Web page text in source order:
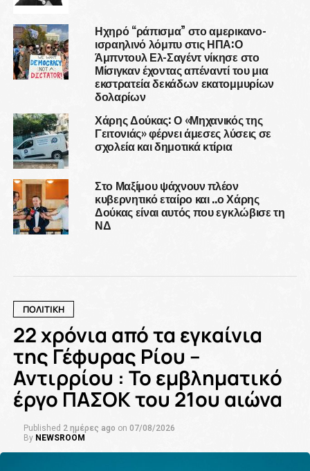
Ηχηρό “ράπισμα” στο αμερικανο-
ισραηλινό λόμπυ στις ΗΠΑ:Ο
Άμπντουλ Ελ-Σαγέντ νίκησε στο
Μίσιγκαν έχοντας απέναντί του μια
εκστρατεία δεκάδων εκατομμυρίων
δολαρίων
Χάρης Δούκας: Ο «Μηχανικός της
Γειτονιάς» φέρνει άμεσες λύσεις σε
σχολεία και δημοτικά κτίρια
Στο Μαξίμου ψάχνουν πλέον
κυβερνητικό εταίρο και ..ο Χάρης
Δούκας είναι αυτός που εγκλώβισε τη
ΝΔ
ΠΟΛΙΤΙΚΗ
22 χρόνια από τα εγκαίνια
της Γέφυρας Ρίου –
Αντιρρίου : Το εμβληματικό
έργο ΠΑΣΟΚ του 21ου αιώνα
Published 2 ημέρες ago on 07/08/2026
By NEWSROOM